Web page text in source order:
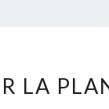
LA